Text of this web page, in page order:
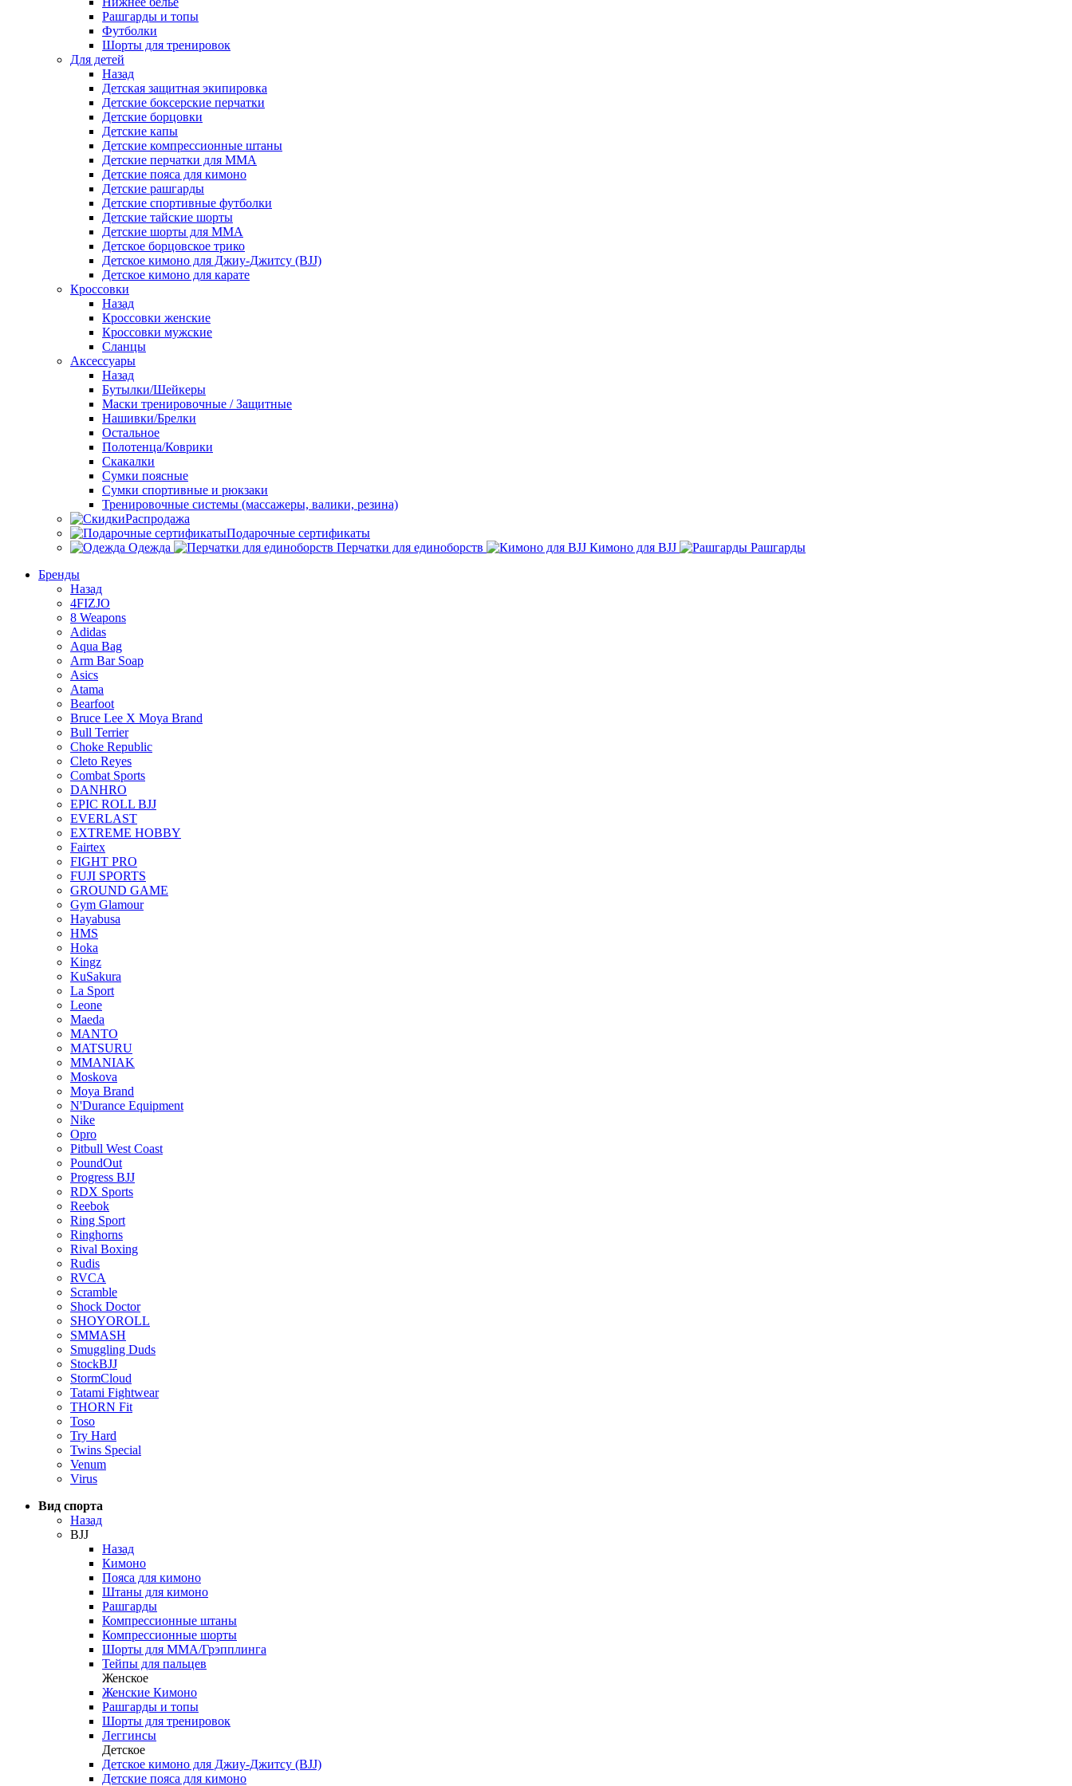
Рашгарды и топы
Футболки
Шорты для тренировок
Для детей
Назад
Детская защитная экипировка
Детские боксерские перчатки
Детские борцовки
Детские капы
Детские компрессионные штаны
Детские перчатки для ММА
Детские пояса для кимоно
Детские рашгарды
Детские спортивные футболки
Детские тайские шорты
Детские шорты для ММА
Детское борцовское трико
Детское кимоно для Джиу-Джитсу (BJJ)
Детское кимоно для карате
Кроссовки
Назад
Кроссовки женские
Кроссовки мужские
Сланцы
Аксессуары
Назад
Бутылки/Шейкеры
Маски тренировочные / Защитные
Нашивки/Брелки
Остальное
Полотенца/Коврики
Скакалки
Сумки поясные
Сумки спортивные и рюкзаки
Тренировочные системы (массажеры, валики, резина)
Распродажа
Подарочные сертификаты
Одежда
Перчатки для единоборств Кимоно для BJJ
Рашгарды
Бренды
Назад
4FIZJO
8 Weapons
Adidas
Aqua Bag
Arm Bar Soap
Asics
Atama
Bearfoot
Bruce Lee X Moya Brand
Bull Terrier
Choke Republic
Cleto Reyes
Combat Sports
DANHRO
EPIC ROLL BJJ
EVERLAST
EXTREME HOBBY
Fairtex
FIGHT PRO
FUJI SPORTS
GROUND GAME
Gym Glamour
Hayabusa
HMS
Hoka
Kingz
KuSakura
La Sport
Leone
Maeda
MANTO
MATSURU
MMANIAK
Moskova
Moya Brand
N'Durance Equipment
Nike
Opro
Pitbull West Coast
PoundOut
Progress BJJ
RDX Sports
Reebok
Ring Sport
Ringhorns
Rival Boxing
Rudis
RVCA
Scramble
Shock Doctor
SHOYOROLL
SMMASH
Smuggling Duds
StockBJJ
StormCloud
Tatami Fightwear
THORN Fit
Toso
Try Hard
Twins Special
Venum
Virus
Вид спорта
Назад
BJJ
Назад
Кимоно
Пояса для кимоно
Штаны для кимоно
Рашгарды
Компрессионные штаны
Компрессионные шорты
Шорты для ММА/Грэпплинга
Тейпы для пальцев
Женское
Женские Кимоно
Рашгарды и топы
Шорты для тренировок
Леггинсы
Детское
Детское кимоно для Джиу-Джитсу (BJJ)
Детские пояса для кимоно